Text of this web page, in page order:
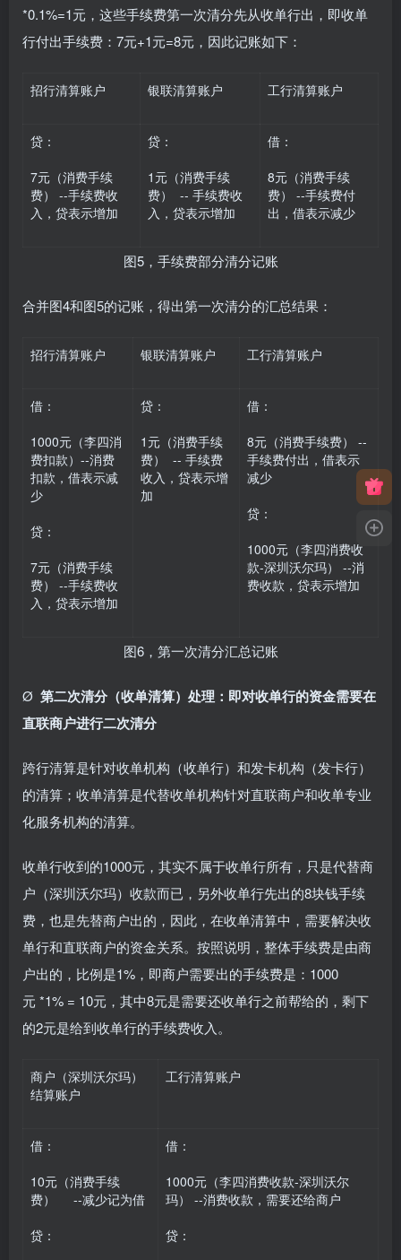
*0.1%=1元，这些手续费第一次清分先从收单行出，即收单
行付出手续费：7元+1元=8元，因此记账如下：
招行清算账户 银联清算账户 工行清算账户
贷：
7元（消费手续
费） --手续费收
入，贷表示增加
贷：
1元（消费手续
费） -- 手续费收
入，贷表示增加
借：
8元（消费手续
费） --手续费付
出，借表示减少
图5，手续费部分清分记账
合并图4和图5的记账，得出第一次清分的汇总结果：
招行清算账户 银联清算账户 工行清算账户
借：
1000元（李四消
费扣款）--消费
扣款，借表示减
少
贷：
7元（消费手续
费） --手续费收
入，贷表示增加
贷：
1元（消费手续
费） -- 手续费
收入，贷表示增
加
借：
8元（消费手续费） --
手续费付出，借表示
减少
贷：
1000元（李四消费收
款-深圳沃尔玛） --消
费收款，贷表示增加
图6，第一次清分汇总记账
Ø 第二次清分（收单清算）处理：即对收单行的资金需要在
直联商户进行二次清分
跨行清算是针对收单机构（收单行）和发卡机构（发卡行）
的清算；收单清算是代替收单机构针对直联商户和收单专业
化服务机构的清算。
收单行收到的1000元，其实不属于收单行所有，只是代替商
户（深圳沃尔玛）收款而已，另外收单行先出的8块钱手续
费，也是先替商户出的，因此，在收单清算中，需要解决收
单行和直联商户的资金关系。按照说明，整体手续费是由商
户出的，比例是1%，即商户需要出的手续费是：1000
元 *1% = 10元，其中8元是需要还收单行之前帮给的，剩下
的2元是给到收单行的手续费收入。
商户（深圳沃尔玛）
结算账户
工行清算账户
借：
10元（消费手续
费） --减少记为借
贷：
借：
1000元（李四消费收款-深圳沃尔
玛） --消费收款，需要还给商户
贷：